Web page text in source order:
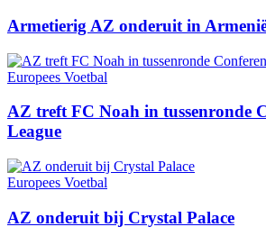
Armetierig AZ onderuit in
Europees Voetbal
AZ treft FC Noah in tussenronde
League
Europees Voetbal
AZ onderuit bij Crystal Palace